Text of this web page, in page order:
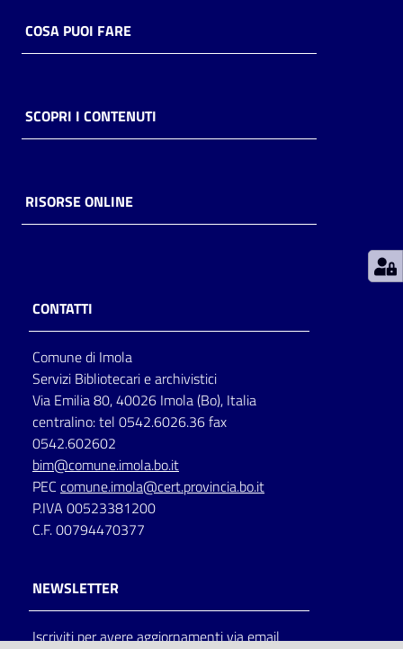
Piani
Decentrate
Seguici
su
COSA PUOI FARE
SCOPRI I CONTENUTI
RISORSE ONLINE
CONTATTI
Comune di Imola
Servizi Bibliotecari e archivistici
Via Emilia 80, 40026 Imola (Bo), Italia
centralino: tel 0542.6026.36 fax
0542.602602
bim@comune.imola.bo.it
PEC comune.imola@cert.provincia.bo.it
P.IVA 00523381200
C.F. 00794470377
NEWSLETTER
Iscriviti per avere aggiornamenti via email